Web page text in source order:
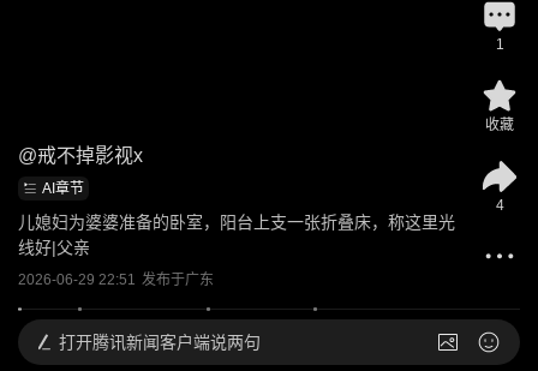
@戒不掉影视x
AI章节
儿媳妇为婆婆准备的卧室，阳台上支一张折叠床，称这里光
线好|父亲
2026-06-29 22:51 发布于广东
1
收藏
4
打开腾讯新闻客户端说两句